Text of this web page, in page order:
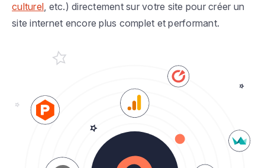
culturel, etc.) directement sur votre site pour créer un
site internet encore plus complet et performant.